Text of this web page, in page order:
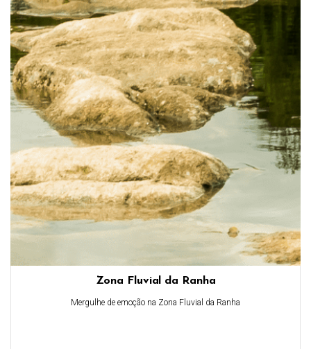
Zona Fluvial da Ranha
Mergulhe de emoção na Zona Fluvial da Ranha